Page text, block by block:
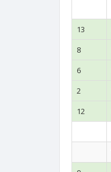
13
8
6
2
12